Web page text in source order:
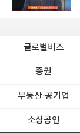
글로벌비즈
증권
부동산·공기업
소상공인